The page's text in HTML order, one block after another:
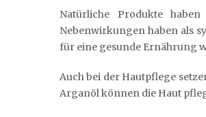
Natürliche Produkte
Nebenwirkungen haben als
für eine gesunde Ernährung
Auch bei der Hautpflege
Arganöl können die Haut